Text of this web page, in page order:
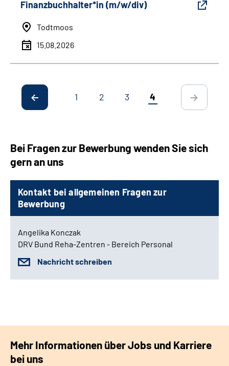
Finanzbuchhalter*in (m/w/div)
Todtmoos
15.08.2026
1 2 3 4
Bei Fragen zur Bewerbung wenden Sie sich
gern an uns
Kontakt bei allgemeinen Fragen zur
Bewerbung
Angelika Konczak
DRV Bund Reha-Zentren - Bereich Personal
Nachricht schreiben
Mehr Informationen über Jobs und Karriere
bei uns